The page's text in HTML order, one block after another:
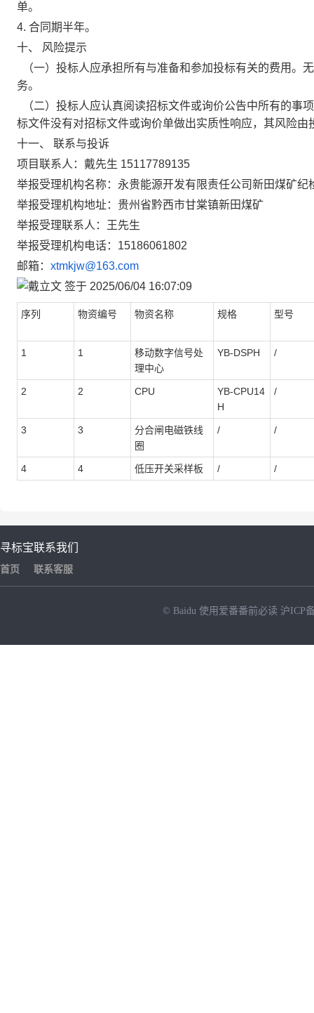
单。
4. 合同期半年。
十、
风险提示
（一）投标人应承担所有与准备和参加投标有关的费用。
务。
（二）投标人应认真阅读招标文件或询价公告中所有的事
标文件没有对招标文件或询价单做出实质性响应，其风险由
十一、
联系与投诉
项目联系人：戴先生 15117789135
举报受理机构名称：永贵能源开发有限责任公司新田煤矿纪
举报受理机构地址：贵州省黔西市甘棠镇新田煤矿
举报受理联系人：王先生
举报受理机构电话： 15186061802
邮箱： xtmkjw@163.com
序列 物资编号 物资名称 规格 型号
1 1
移动数字信号处
理中心
YB-DSPH /
2 2 CPU
YB-CPU14
H
/
3 3
分合闸电磁铁线
圈
/ /
4 4 低压开关采样板 / /
寻标宝
首页
联系我们
联系客服
© Baidu 使用爱番番前必读 沪ICP